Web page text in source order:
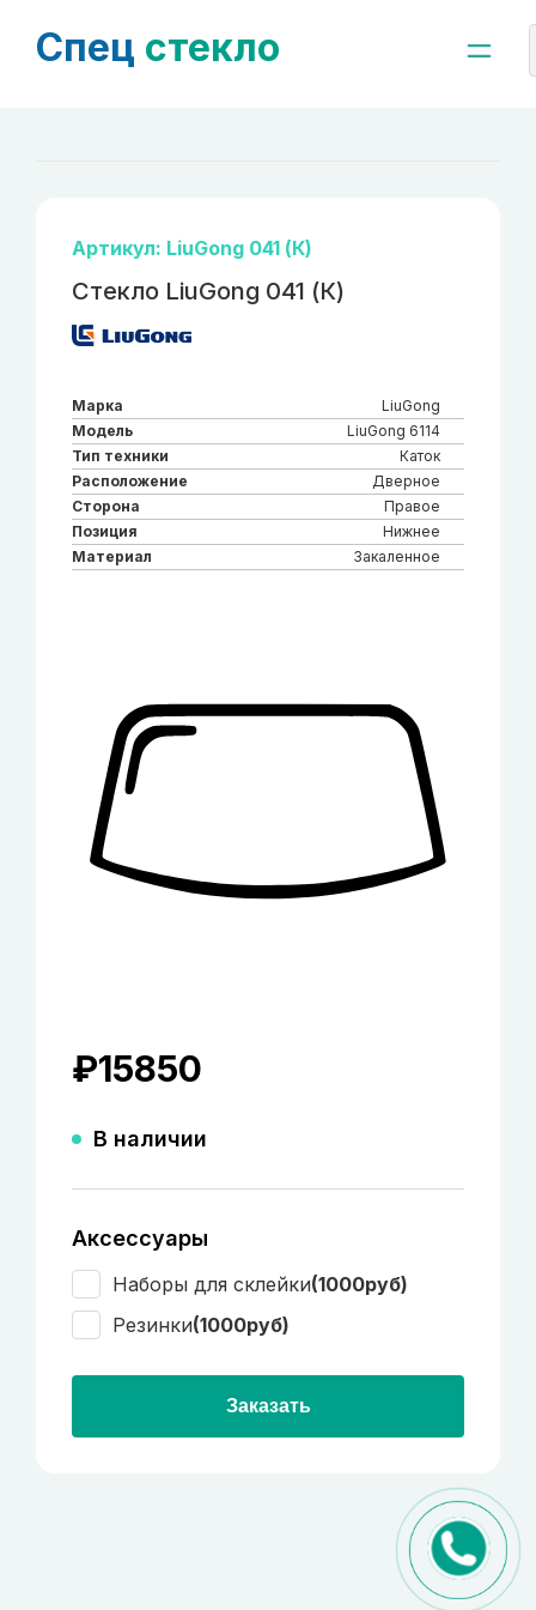
Спец стекло
Артикул: LiuGong 041 (К)
Стекло LiuGong 041 (К)
Марка
LiuGong
Модель
LiuGong 6114
Тип техники
Каток
Расположение
Дверное
Сторона
Правое
Позиция
Нижнее
Материал
Закаленное
₽15850
В наличии
Аксессуары
Наборы для склейки(1000руб)
Резинки(1000руб)
Заказать